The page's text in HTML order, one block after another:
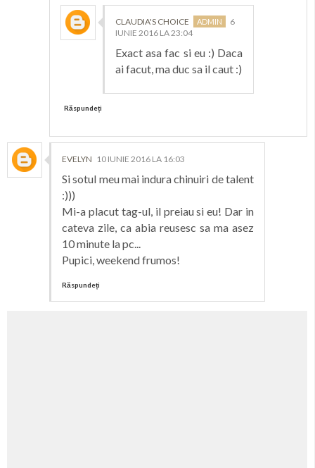
CLAUDIA'S CHOICE
6
IUNIE 2016 LA 23:04
Exact asa fac si eu :) Daca
ai facut, ma duc sa il caut :)
Răspundeți
EVELYN 10 IUNIE 2016 LA 16:03
Si sotul meu mai indura chinuiri de talent
:)))
Mi-a placut tag-ul, il preiau si eu! Dar in
cateva zile, ca abia reusesc sa ma asez
10 minute la pc...
Pupici, weekend frumos!
Răspundeți